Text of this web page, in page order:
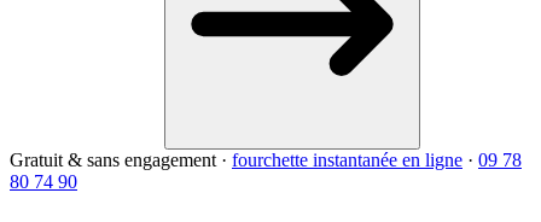
Gratuit & sans engagement · fourchette instantanée en ligne · 09 78
80 74 90